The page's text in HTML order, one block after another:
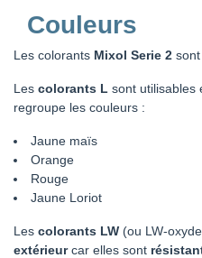
Couleurs
Les colorants Mixol Serie 2
Les colorants L sont utilisables
regroupe les couleurs :
Jaune maïs
Orange
Rouge
Jaune Loriot
Les colorants LW (ou LW-
extérieurcar elles sont